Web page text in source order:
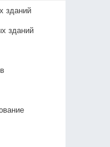
зданий
зданий